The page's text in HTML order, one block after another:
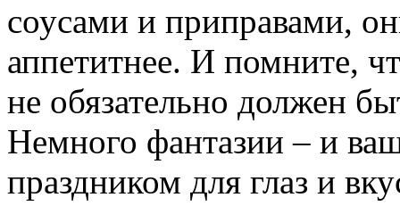
соусами и приправами,
аппетитнее. И помните,
не обязательно должен
Немного фантазии – и
праздником для глаз и